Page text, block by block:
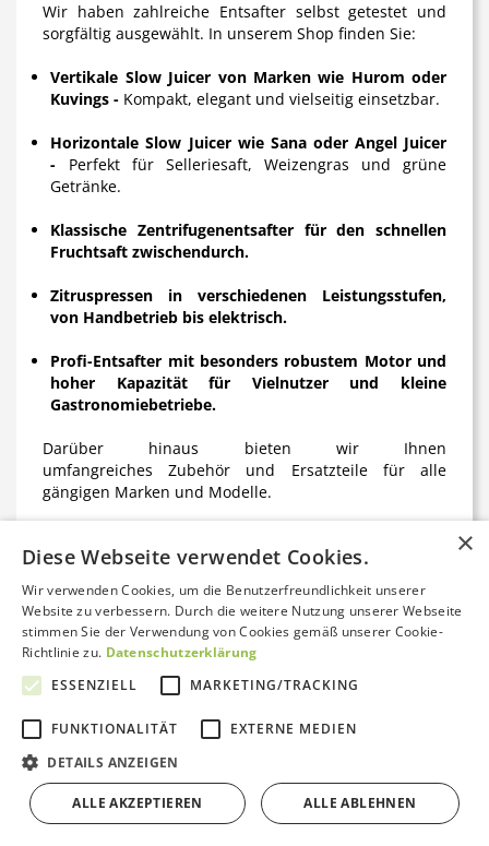
Wir haben zahlreiche Entsafter selbst getestet und
sorgfältig ausgewählt. In unserem Shop finden Sie:
Vertikale Slow Juicer von Marken wie Hurom oder
Kuvings - Kompakt, elegant und vielseitig einsetzbar.
Horizontale Slow Juicer wie Sana oder Angel Juicer
- Perfekt für Selleriesaft, Weizengras und grüne
Getränke.
Klassische Zentrifugenentsafter für den schnellen
Fruchtsaft zwischendurch.
Zitruspressen in verschiedenen Leistungsstufen,
von Handbetrieb bis elektrisch.
Profi-Entsafter mit besonders robustem Motor und
hoher Kapazität für Vielnutzer und kleine
Gastronomiebetriebe.
Darüber hinaus bieten wir Ihnen
umfangreichesZubehör und Ersatzteilefür alle
gängigen Marken und Modelle.
Entsafter fürs Büro,
Fitnessstudio oder
unterwegs
Nicht nur zu Hause lohnt sich ein Entsafter! Immer
mehr Menschen bereiten sich mit Slow Juicer und
Saftpressen auch im Büro oder Fitnessbereich
gesunde, individuelle Drinks zu. Mobile, kleinere Slow
Juicer oder Zitruspressen lassen sich bequem
transportieren und sorgen jederzeit für den
Bewertungen von Trustami anzeigen
×
Diese Webseite verwendet Cookies.
Wir verwenden Cookies, um die Benutzerfreundlichkeit unserer
Website zu verbessern. Durch die weitere Nutzung unserer Webseite
stimmen Sie der Verwendung von Cookies gemäß unserer Cookie-
Richtlinie zu. Datenschutzerklärung
ESSENZIELL
MARKETING/TRACKING
FUNKTIONALITÄT
EXTERNE MEDIEN
DETAILS ANZEIGEN
ALLE AKZEPTIEREN ALLE ABLEHNEN